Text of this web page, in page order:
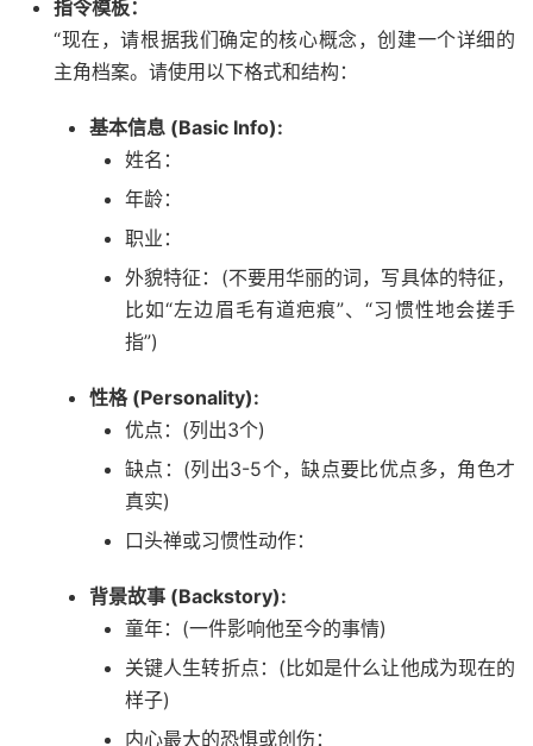
指令模板：
“现在，请根据我们确定的核心概念，创建一个详细的
主角档案。请使用以下格式和结构：
基本信息 (Basic Info):
姓名：
年龄：
职业：
外貌特征：(不要用华丽的词，写具体的特征，
比如“左边眉毛有道疤痕”、“习惯性地会搓手
指”)
性格 (Personality):
优点：(列出3个)
缺点：(列出3-5个，缺点要比优点多，角色才
真实)
口头禅或习惯性动作：
背景故事 (Backstory):
童年：(一件影响他至今的事情)
关键人生转折点：(比如是什么让他成为现在的
样子)
内心最大的恐惧或创伤：